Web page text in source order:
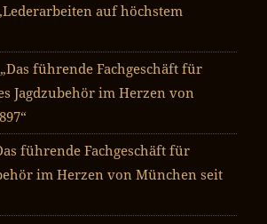
auf höchstem
führende Fachgeschäft für
Jagdzubehör im Herzen von
führende Fachgeschäft für
im Herzen von München seit